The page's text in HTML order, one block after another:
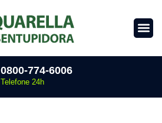
0800-774-6006
Telefone 24h